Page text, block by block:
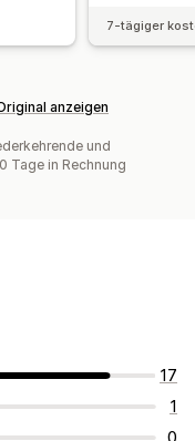
7-tägiger
anzeigen
und
Tage in Rechnung
17
1